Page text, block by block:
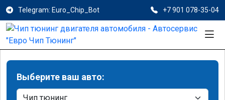
Telegram: Euro_Chip_Bot +7 901 078-35-04
Выберите ваш авто: